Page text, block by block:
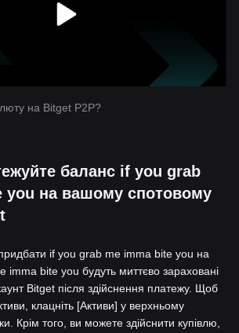
на Bitget P2P?
баланс if you grab
you на вашому спотовому
if you grab me imma bite you на
imma bite you будуть миттєво зараховані
Bitget після здійснення платежу. Щоб
клацніть [Активи] у верхньому
Крім того, ви можете здійснити купівлю,